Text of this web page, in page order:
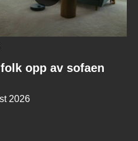
opp av sofaen
2026